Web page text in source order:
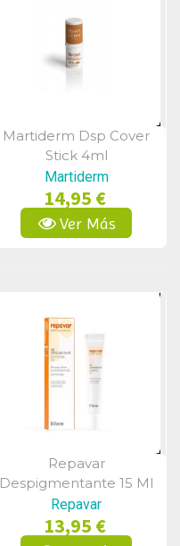
Vista Rápida
Martiderm Dsp Cover
Stick 4ml
Martiderm
14,95 €
Ver Más
Vista Rápida
Repavar
Despigmentante 15 Ml
Repavar
13,95 €